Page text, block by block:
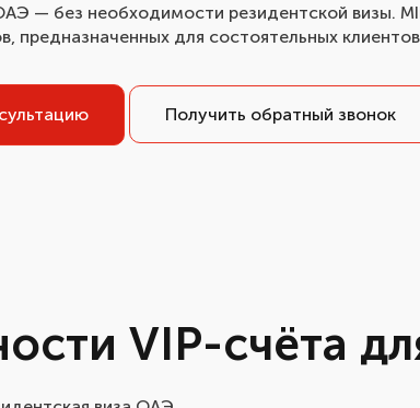
— без необходимости резидентской визы.
предназначенных для состоятельных
Получить обратный звонок
VIP-счёта